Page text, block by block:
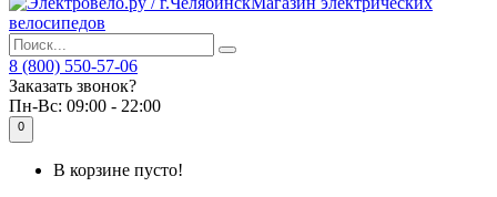
велосипедов
8 (800) 550-57-06
Заказать звонок?
Пн-Вс: 09:00 - 22:00
0
В корзине пусто!